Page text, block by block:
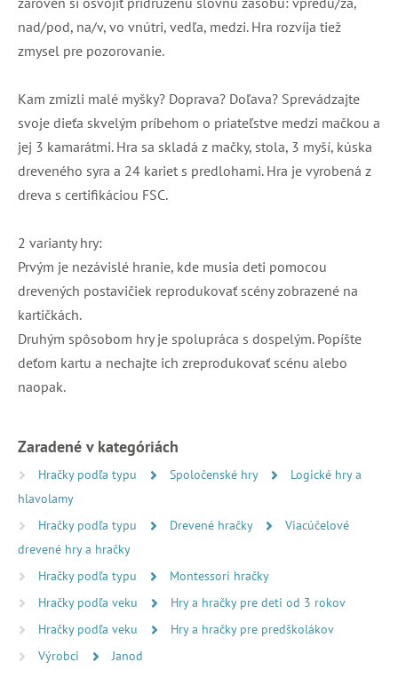
nad/pod, na/v, vo vnútri, vedľa, medzi. Hra rozvíja tiež
zmysel pre pozorovanie.
Kam zmizli malé myšky? Doprava? Doľava? Sprevádzajte
svoje dieťa skvelým príbehom o priateľstve medzi mačkou a
jej 3 kamarátmi. Hra sa skladá z mačky, stola, 3 myší, kúska
dreveného syra a 24 kariet s predlohami. Hra je vyrobená z
dreva s certifikáciou FSC.
2 varianty hry:
Prvým je nezávislé hranie, kde musia deti pomocou
drevených postavičiek reprodukovať scény zobrazené na
kartičkách.
Druhým spôsobom hry je spolupráca s dospelým. Popíšte
deťom kartu a nechajte ich zreprodukovať scénu alebo
naopak.
Zaradené v kategóriách
Hračky podľa typu Spoločenské hry
Logické hry a
hlavolamy
Hračky podľa typu
Drevené hračky
Viacúčelové
drevené hry a hračky
Hračky podľa typu
Montessori hračky
Hračky podľa veku
Hry a hračky pre deti od 3 rokov
Hračky podľa veku
Hry a hračky pre predškolákov
Výrobci
Janod